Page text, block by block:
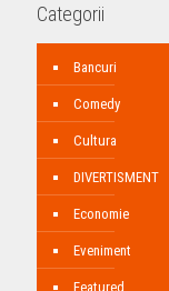
Categorii
Bancuri
Comedy
Cultura
DIVERTISMENT
Economie
Eveniment
Featured